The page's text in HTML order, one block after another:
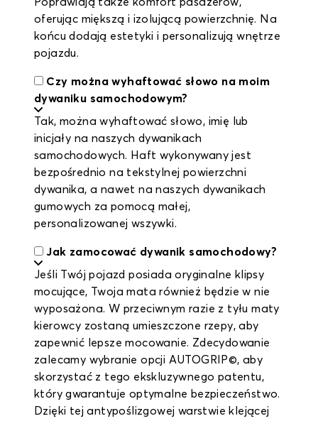
oferując miększą i izolującą powierzchnię. Na
końcu dodają estetyki i personalizują wnętrze
pojazdu.
Czy można wyhaftować słowo na moim
dywaniku samochodowym?
Tak, można wyhaftować słowo, imię lub
inicjały na naszych dywanikach
samochodowych. Haft wykonywany jest
bezpośrednio na tekstylnej powierzchni
dywanika, a nawet na naszych dywanikach
gumowych za pomocą małej,
personalizowanej wszywki.
Jak zamocować dywanik samochodowy?
Jeśli Twój pojazd posiada oryginalne klipsy
mocujące, Twoja mata również będzie w nie
wyposażona. W przeciwnym razie z tyłu maty
kierowcy zostaną umieszczone rzepy, aby
zapewnić lepsze mocowanie. Zdecydowanie
zalecamy wybranie opcji AUTOGRIP©, aby
skorzystać z tego ekskluzywnego patentu,
który gwarantuje optymalne bezpieczeństwo.
Dzięki tej antypoślizgowej warstwie klejącej